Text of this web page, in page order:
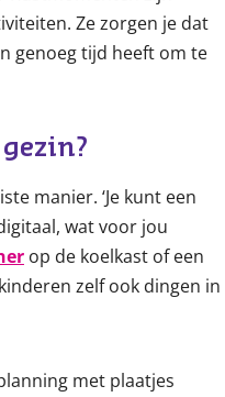
Ze zorgen je dat
genoeg tijd heeft om te
manier. ‘Je kunt een
wat voor jou
op de koelkast of een
zelf ook dingen in
met plaatjes